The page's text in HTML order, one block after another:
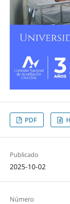
PDF
Publicado
2025-10-02
Número